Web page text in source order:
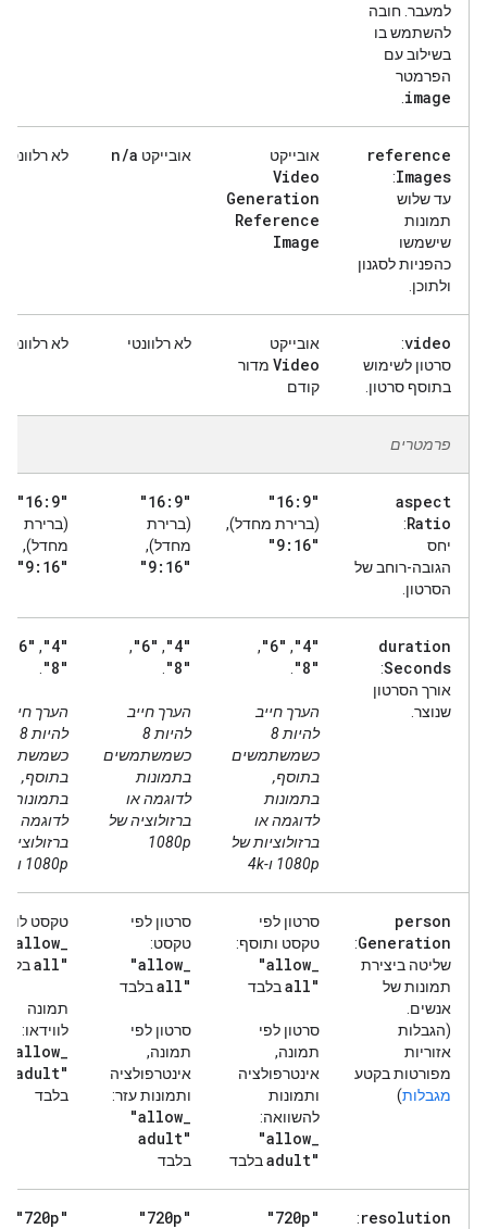
למעבר. חובה
להשתמש בו
בשילוב עם
הפרמטר
image
reference
Images
:
עד שלוש
תמונות
שישמשו
כהפניות לסגנון
ולתוכן.
אובייקט
Video
Generation
Reference
Image
אובייקט n/a לא רלוונטי
video
:
סרטון לשימוש
בתוסף סרטון.
אובייקט
Video מדור
קודם
לא רלוונטי לא רלוונטי
פרמטרים
aspect
Ratio
:
יחס
הגובה-רוחב של
הסרטון.
"16:9"
(ברירת מחדל),
"9:16"
"16:9"
(ברירת
מחדל),
"9:16"
"16:9"
(ברירת
מחדל),
"9:16"
duration
Seconds
:
אורך הסרטון
שנוצר.
"4"
,
"6"
,
"8"
הערך חייב
להיות 8
כשמשתמשים
בתוסף,
בתמונות
לדוגמה או
ברזולוציות של
1080p ו-4k
"4"
,
"6"
,
"8"
הערך חייב
להיות 8
כשמשתמשים
בתמונות
לדוגמה או
ברזולוציה של
1080p
"4"
,
"6"
"8"
הערך חייב
להיות 8
בתוסף,
בתמונות
לדוגמה או
1080p ו-4k
person
Generation
:
שליטה ביצירת
תמונות של
אנשים.
(הגבלות
אזוריות
מפורטות בקטע
מגבלות)
סרטון לפי
טקסט ותוסף:
"allow_
all"בלבד
סרטון לפי
תמונה,
אינטרפולציה
ותמונות
להשוואה:
"allow_
adult"בלבד
סרטון לפי
טקסט:
"allow_
all"בלבד
סרטון לפי
תמונה,
אינטרפולציה
ותמונות עזר:
"allow_
adult"
בלבד
טקסט
"allow_
all"
תמונה
לווידאו:
"allow_
adult"
בלבד
resolution
:
"720p"
"720p"
"720p"